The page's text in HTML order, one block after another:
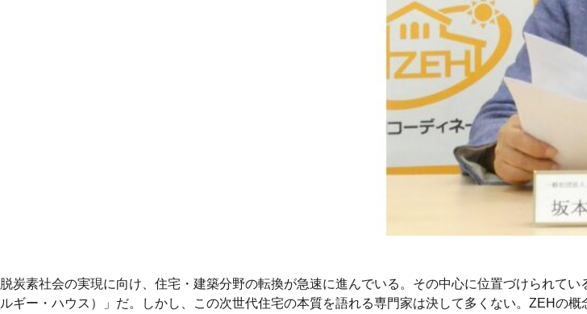
脱炭素社会の実現に向け、住宅・建築分野の転換が急速に進んでいる。その中心に位置づけられて
ルギー・ハウス）」だ。しかし、この次世代住宅の本質を語れる専門家は決して多くない。ZEHの